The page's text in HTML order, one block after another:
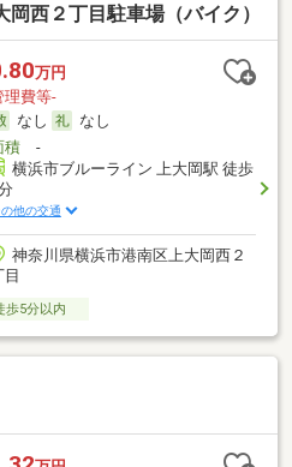
西２丁目駐車場（バイク）
万円
理費等-
なし
なし
積-
横浜市ブルーライン 上大岡駅 徒歩
の他の交通
神奈川県横浜市港南区上大岡西２
目
歩5分以内